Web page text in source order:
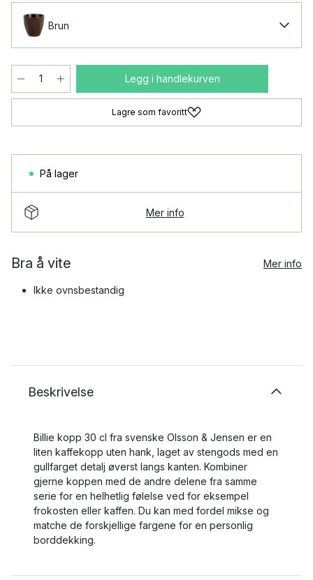
Brun
Legg i handlekurven
Lagre som favoritt
På lager
Mer info
Bra å vite Mer info
Ikke ovnsbestandig
Beskrivelse
Billie kopp 30 cl fra svenske Olsson & Jensen er en
liten kaffekopp uten hank, laget av stengods med en
gullfarget detalj øverst langs kanten. Kombiner
gjerne koppen med de andre delene fra samme
serie for en helhetlig følelse ved for eksempel
frokosten eller kaffen. Du kan med fordel mikse og
matche de forskjellige fargene for en personlig
borddekking.